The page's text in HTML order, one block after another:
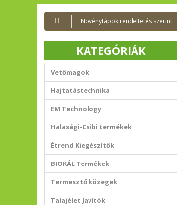
Növénytápok rendeltetés szerint
KATEGÓRIÁK
Vetőmagok
Hajtatástechnika
EM Technology
Halasági-Csibi termékek
Étrend Kiegészítők
BIOKÁL Termékek
Termesztő közegek
Talajélet Javítók